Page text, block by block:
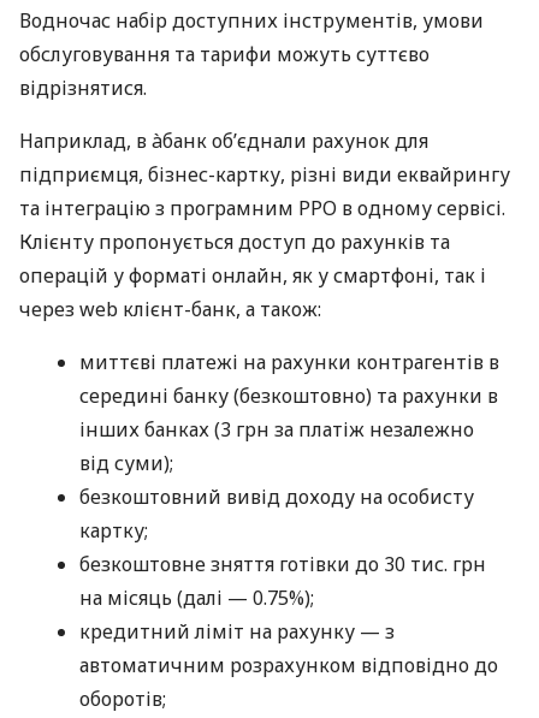
Водночас набір доступних інструментів, умови
обслуговування та тарифи можуть суттєво
відрізнятися.
Наприклад, в àбанк об’єднали рахунок для
підприємця, бізнес-картку, різні види еквайрингу
та інтеграцію з програмним РРО в одному сервісі.
Клієнту пропонується доступ до рахунків та
операцій у форматі онлайн, як у смартфоні, так і
через web клієнт-банк, а також:
миттєві платежі на рахунки контрагентів в
середині банку (безкоштовно) та рахунки в
інших банках (3 грн за платіж незалежно
від суми);
безкоштовний вивід доходу на особисту
картку;
безкоштовне зняття готівки до 30 тис. грн
на місяць (далі — 0.75%);
кредитний ліміт на рахунку — з
автоматичним розрахунком відповідно до
оборотів;